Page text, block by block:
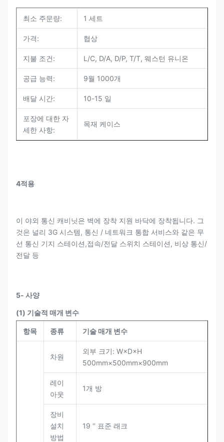
최소 주문량: 1 세트
가격: 협상
지불 조건: L/C, D/A, D/P, T/T, 웨스턴 유니온
공급 능력: 9월 1000개
배달 시간: 10-15 일
포장에 대한 자
세한 사항:
목재 케이스
4적용
이 야외 통신 캐비닛은 벽에 장착 지원 바닥에 장착됩니다. 그
것은 널리 3G 시스템, 통신 / 네트워크 통합 서비스와 같은 무
선 통신 기지 스테이션,접속/전달 스위치 스테이션, 비상 통신/
전달 등
5- 사양
(1) 기술적 매개 변수
항목 종류 기술 매개 변수
차원
외부 크기: W×D×H
500mm×500mm×900mm
레이
아웃
1개 방
장비
설치
방법
19 ′′ 표준 래크